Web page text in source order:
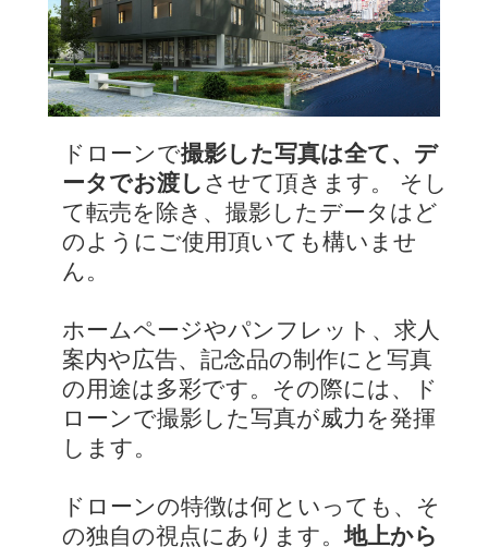
ドローンで撮影した写真は全て、デ
ータでお渡し させて頂きます。 そし
て転売を除き、撮影したデータはど
のようにご使用頂いても構いませ
ん。
ホームページやパンフレット、求人
案内や広告、記念品の制作にと写真
の用途は多彩です。その際には、ド
ローンで撮影した写真が威力を発揮
します。
ドローンの特徴は何といっても、そ
の独自の視点にあります。地上から